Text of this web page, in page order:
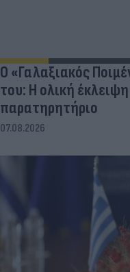
Ο «Γαλαξιακός
του: Η ολική
παρατηρητήριο
07.08.2026